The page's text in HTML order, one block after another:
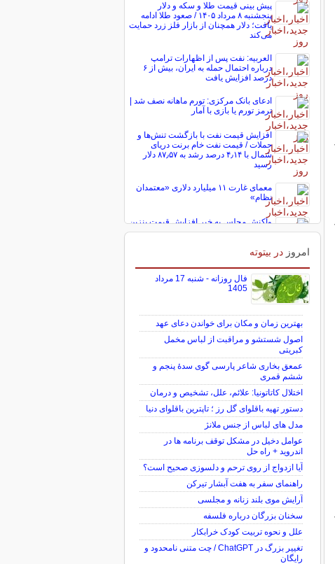
پیش ‌بینی قیمت طلا و سکه و دلار
پنجشنبه ۸ مرداد ۱۴۰۵ / صعود طلا ادامه
یافت؛ دلار همچنان از بازار فلز زرد حمایت
می‌کند
العربیه: نفت پس از اظهارات ترامپ
درباره احتمال حمله به ایران، بیش از ۶
درصد افزایش یافت
ادعای بانک مرکزی: تورم ماهانه نصف شد |
ترمز تورم یا بازی با آمار
افزایش قیمت نفت با بازگشت تنش‌ها و
حملات / قیمت نفت خام برنت دریای
شمال با ۴٫۱۴ درصد رشد به ۸۷٫۵۷ دلار
رسید
معمای غارت ۱۱ میلیارد دلاری «معتمدان
نظام»
واکنش مجلس به خبر افزایش قیمت بنزین
امروز در بیتوته
فال روزانه - شنبه 17 مرداد
1405
بهترین زمان و مکان برای خواندن دعای عهد
اصول شستشو و مراقبت از لباس مخمل
کبریتی
عمعق بخاری شاعر پارسی گوی سدهٔ پنجم و
ششم قمری
اختلال کاتاتونیا: علائم، علل، تشخیص و درمان
دستور تهیه باقلوای گل رز ؛ تاپترین باقلوای دنیا
مدل های لباس از جنس ملانژ
عوامل دخیل در مشکل توقف برنامه ها در
اندروید + راه حل
آیا ازدواج از روی ترحم و دلسوزی صحیح است؟
راهنمای سفر به هفت آبشار تیرکن
آرایش موی بلند زنانه و مجلسی
سخنان بزرگان درباره فلسفه
علل و نحوه تربیت کودک خرابکار
تغییر بزرگ در ChatGPT / چت متنی نامحدود و
رایگان